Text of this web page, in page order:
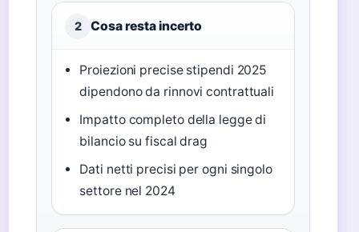
2 Cosa resta incerto
Proiezioni precise stipendi 2025
dipendono da rinnovi contrattuali
Impatto completo della legge di
bilancio su fiscal drag
Dati netti precisi per ogni singolo
settore nel 2024